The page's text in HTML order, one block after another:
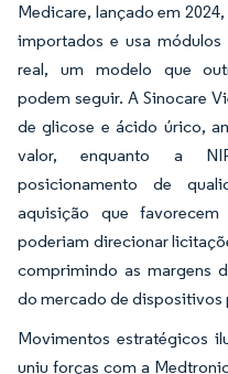
Medicare, lançado em
importados e usa
real, um modelo que
podem seguir. A Sinocare
de glicose e ácido úrico,
valor, enquanto a
posicionamento de
aquisição que favorecem
poderiam direcionar
comprimindo as margens
do mercado de dispositivos
Movimentos estratégicos
uniu forças com a